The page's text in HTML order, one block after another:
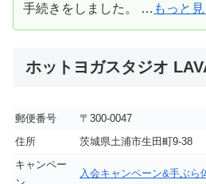
手続きをしました。 … もっと見
ホットヨガスタジオ
郵便番号
〒300-0047
住所
茨城県土浦市生田町9-38
キャンペー
入会キャンペーン&手ぶら